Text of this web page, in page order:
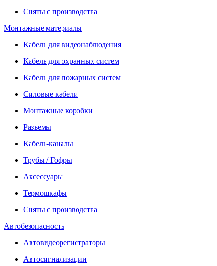
Сняты с производства
Монтажные материалы
Кабель для видеонаблюдения
Кабель для охранных систем
Кабель для пожарных систем
Силовые кабели
Монтажные коробки
Разъемы
Кабель-каналы
Трубы / Гофры
Аксессуары
Термошкафы
Сняты с производства
Автобезопасность
Автовидеорегистраторы
Автосигнализации